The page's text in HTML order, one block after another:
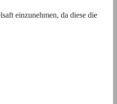
einzunehmen, da diese die